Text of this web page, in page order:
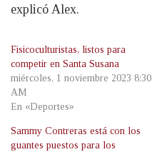
explicó Alex.
Fisicoculturistas, listos para
competir en Santa Susana
miércoles, 1 noviembre 2023 8:30
AM
En «Deportes»
Sammy Contreras está con los
guantes puestos para los